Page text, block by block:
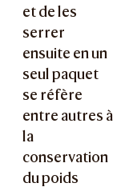
et de les
serrer
ensuite en un
seul paquet
se réfère
entre autres à
la
conservation
du poids